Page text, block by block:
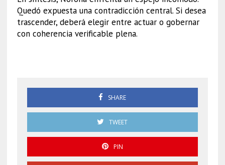
Quedó expuesta una contradicción central. Si desea
trascender, deberá elegir entre actuar o gobernar
con coherencia verificable plena.
SHARE
TWEET
PIN